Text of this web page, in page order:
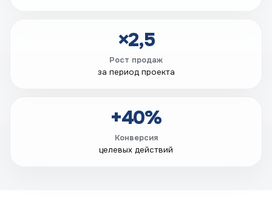
×2,5
Рост продаж
за период проекта
+40%
Конверсия
целевых действий